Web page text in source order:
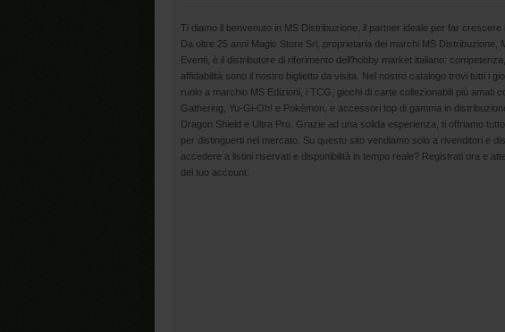
Ti diamo il benvenuto in MS Distribuzione, il partner ideale per far crescere
Da oltre 25 anni Magic Store Srl, proprietaria dei marchi MS Distribuzione,
Eventi, è il distributore di riferimento dell’hobby market italiano:
affidabilità sono il nostro biglietto da visita. Nel nostro catalogo trovi tutti i
ruolo a marchio MS Edizioni, i TCG, giochi di carte collezionabili più amati
Gathering, Yu-Gi-Oh! e Pokémon, e accessori top di gamma in
Dragon Shield e Ultra Pro. Grazie ad una solida esperienza, ti offriamo
per distinguerti nel mercato. Su questo sito vendiamo solo a rivenditori e
accedere a listini riservati e disponibilità in tempo reale? Registrati ora e
del tuo account.